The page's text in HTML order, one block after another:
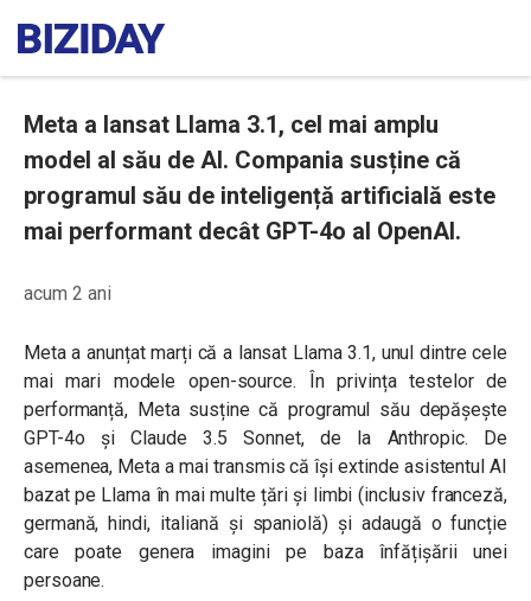
Meta a lansat Llama 3.1, cel mai amplu
model al său de AI. Compania susține că
programul său de inteligență artificială este
mai performant decât GPT-4o al OpenAI.
acum 2 ani
Meta a anunțat marți că a lansat Llama 3.1, unul dintre cele
mai mari modele open-source. În privința testelor de
performanță, Meta susține că programul său depășește
GPT-4o și Claude 3.5 Sonnet, de la Anthropic. De
asemenea, Meta a mai transmis că își extinde asistentul AI
bazat pe Llama în mai multe țări și limbi (inclusiv franceză,
germană, hindi, italiană și spaniolă) și adaugă o funcție
care poate genera imagini pe baza înfățișării unei
persoane.